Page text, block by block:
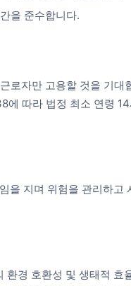
을 준수합니다.
로자만 고용할 것을 기대
에 따라 법정 최소 연령
을 지며 위험을 관리하고
경 호환성 및 생태적 효